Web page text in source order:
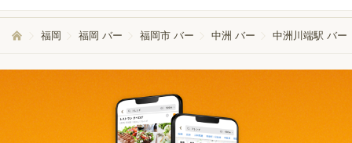
福岡 福岡 バー 福岡市 バー 中洲 バー 中洲川端駅 バー